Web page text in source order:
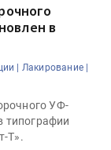
в
| Лакирование |
УФ-
типографии
Т».